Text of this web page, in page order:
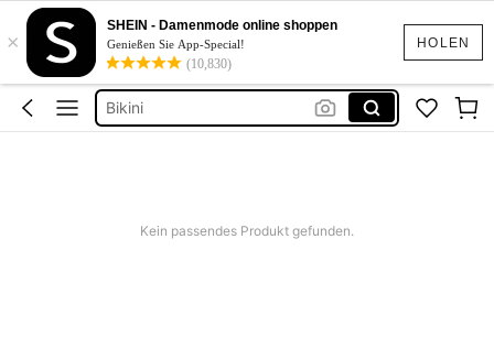
HOLEN
×
SHEIN - Damenmode online shoppen
Genießen Sie App-Special!
(10,830)
Festival Outfit Damen
Squishies
Sommerkleider Für Damen
Bikini
Kein passendes Produkt gefunden.